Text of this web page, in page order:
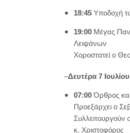
18:45 Υποδοχή
19:00 Μέγας
Λειψάνων
Χοροστατεί ο
–Δευτέρα 7
07:00Όρθρος
Προεξάρχει ο
κ. Χριστοφόρος